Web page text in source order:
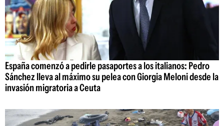
España comenzó a pedirle pasaportes a los italianos: Pedro
Sánchez lleva al máximo su pelea con Giorgia Meloni desde la
invasión migratoria a Ceuta